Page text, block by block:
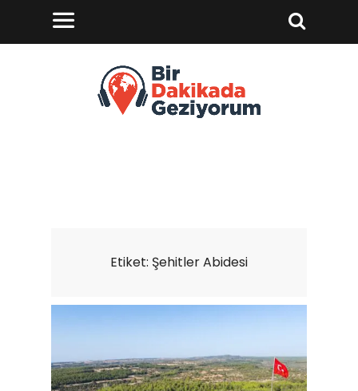
Etiket: Şehitler Abidesi